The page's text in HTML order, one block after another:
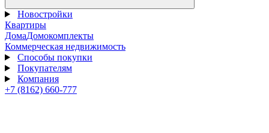
Новостройки
Квартиры
ДомаДомокомплекты
Коммерческая недвижимость
Способы покупки
Покупателям
Компания
+7 (8162) 660-777